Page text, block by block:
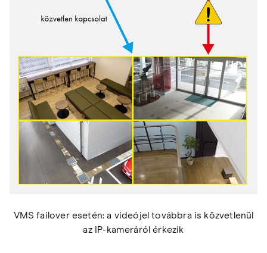
VMS failover esetén: a videójel továbbra is közvetlenül
az IP-kameráról érkezik